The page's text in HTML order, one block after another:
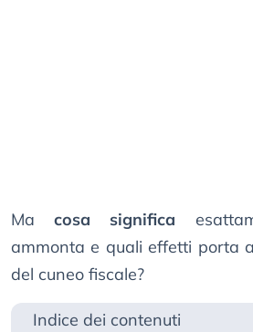
Macosa significa
ammonta e quali effetti porta
del cuneo fiscale?
Indice dei contenuti